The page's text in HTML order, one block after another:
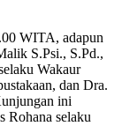
WITA, adapun
S.Psi., S.Pd.,
Wakaur
dan Dra.
ini
Rohana selaku